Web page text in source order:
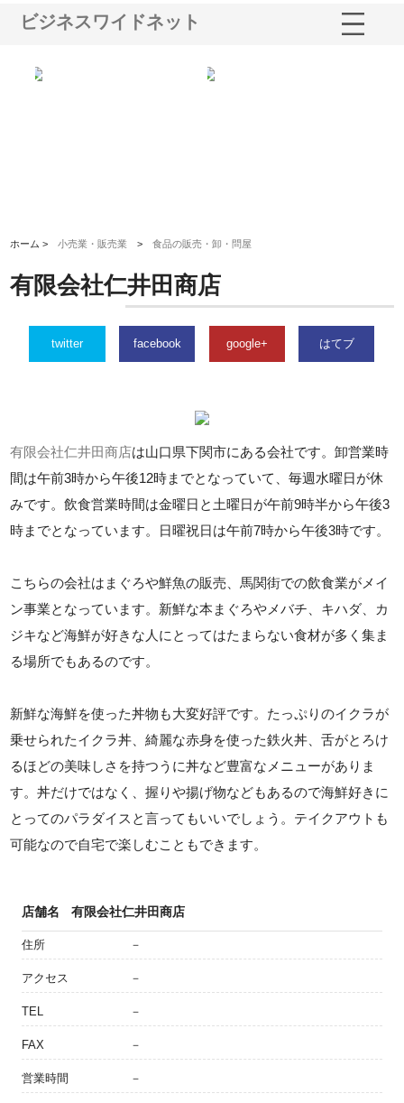
ビジネスワイドネット
ホーム >小売業・販売業 >食品の販売・卸・問屋
有限会社仁井田商店
twitter facebook google+ はてブ
有限会社仁井田商店は山口県下関市にある会社です。卸営業時
間は午前3時から午後12時までとなっていて、毎週水曜日が休
みです。飲食営業時間は金曜日と土曜日が午前9時半から午後3
時までとなっています。日曜祝日は午前7時から午後3時です。
こちらの会社はまぐろや鮮魚の販売、馬関街での飲食業がメイ
ン事業となっています。新鮮な本まぐろやメバチ、キハダ、カ
ジキなど海鮮が好きな人にとってはたまらない食材が多く集ま
る場所でもあるのです。
新鮮な海鮮を使った丼物も大変好評です。たっぷりのイクラが
乗せられたイクラ丼、綺麗な赤身を使った鉄火丼、舌がとろけ
るほどの美味しさを持つうに丼など豊富なメニューがありま
す。丼だけではなく、握りや揚げ物などもあるので海鮮好きに
とってのパラダイスと言ってもいいでしょう。テイクアウトも
可能なので自宅で楽しむこともできます。
店舗名 有限会社仁井田商店
住所 －
アクセス －
TEL －
FAX －
営業時間 －